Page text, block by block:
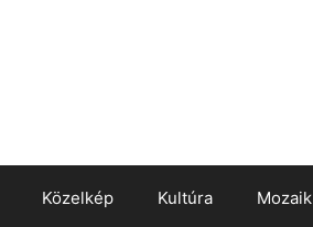
Közelkép Kultúra Mozaik